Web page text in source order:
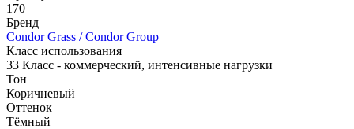
170
Бренд
Condor Grass / Condor Group
Класс использования
33 Класс - коммерческий, интенсивные нагрузки
Тон
Коричневый
Оттенок
Тёмный